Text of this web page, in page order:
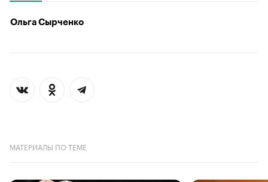
Ольга Сырченко
МАТЕРИАЛЫ ПО ТЕМЕ